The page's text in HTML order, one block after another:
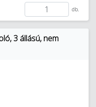
db.
3 állású, nem